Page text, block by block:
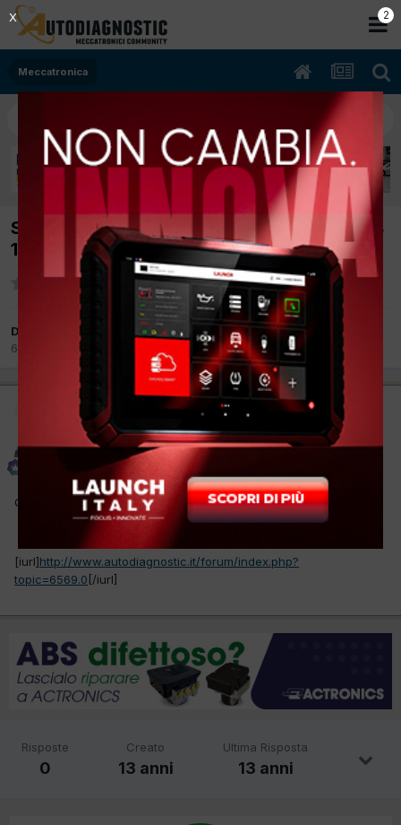
Meccatronica
SPOSTATO: [Chevrolet geo tracker 06/1994
1600cc 16v 58Kw Benzina] non parte
Da El mecanic
6 Dicembre 2012
El mecanic
Inviato6 Dicembre 2012
Questo topic è stato spostato inDiagnosi elettronica.
[iurl]http://www.autodiagnostic.it/forum/index.php?
topic=6569.0 [/iurl]
Risposte
0
Creato
13 anni
Ultima Risposta
13 anni
2
X